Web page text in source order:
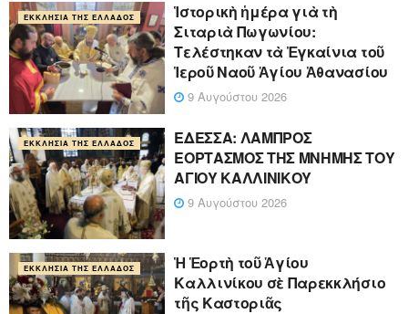
ΕΚΚΛΗΣΊΑ ΤΗΣ ΕΛΛΆΔΟΣ
Ἱστορικὴ ἡμέρα γιὰ τὴ
Σιταριὰ Πωγωνίου:
Τελέστηκαν τὰ Ἐγκαίνια τοῦ
Ἱεροῦ Ναοῦ Ἁγίου Ἀθανασίου
9 Αυγούστου 2026
ΕΚΚΛΗΣΊΑ ΤΗΣ ΕΛΛΆΔΟΣ
ΕΔΕΣΣΑ: ΛΑΜΠΡΟΣ
ΕΟΡΤΑΣΜΟΣ ΤΗΣ ΜΝΗΜΗΣ ΤΟΥ
ΑΓΙΟΥ ΚΑΛΛΙΝΙΚΟΥ
9 Αυγούστου 2026
ΕΚΚΛΗΣΊΑ ΤΗΣ ΕΛΛΆΔΟΣ
Ἡ Ἑορτὴ τοῦ Ἁγίου
Καλλινίκου σὲ Παρεκκλήσιο
τῆς Καστοριᾶς